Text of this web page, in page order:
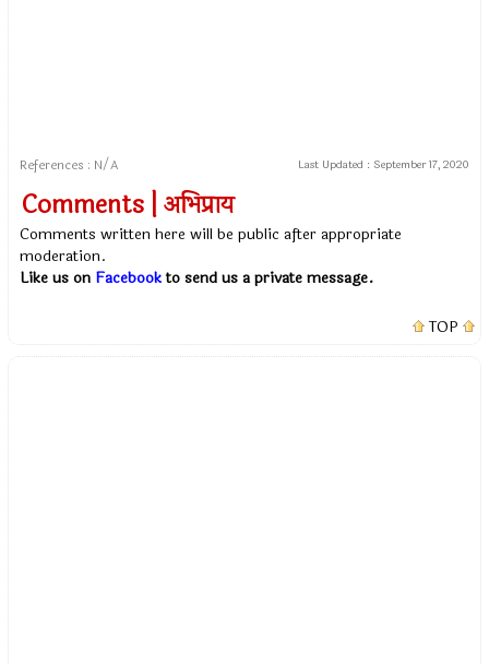
References : N/A Last Updated : September 17, 2020
Comments | अभिप्राय
Comments written here will be public after appropriate
moderation.
Like us on Facebookto send us a private message.
TOP